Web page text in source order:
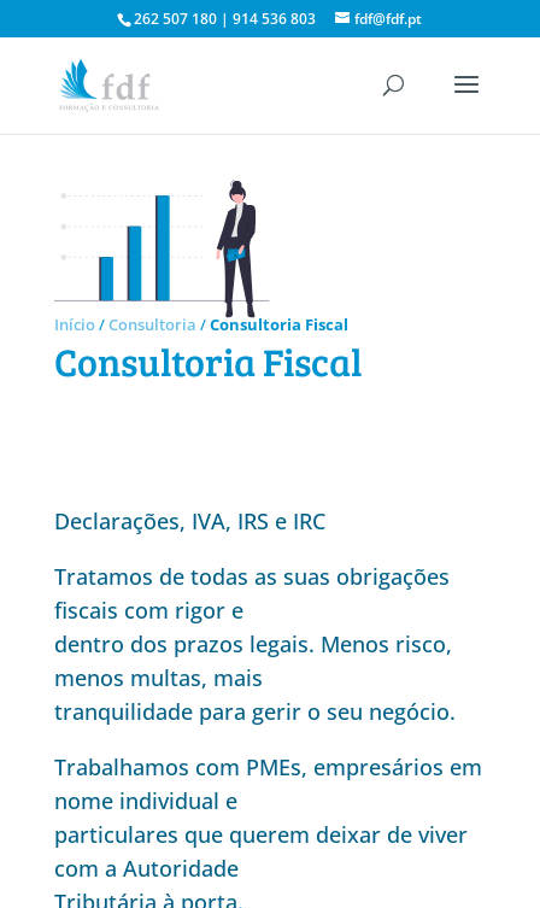
262 507 180 | 914 536 803 fdf@fdf.pt
Início/Consultoria /Consultoria Fiscal
Consultoria Fiscal
Declarações, IVA, IRS e IRC
Tratamos de todas as suas obrigações
fiscais com rigor e
dentro dos prazos legais. Menos risco,
menos multas, mais
tranquilidade para gerir o seu negócio.
Trabalhamos com PMEs, empresários em
nome individual e
particulares que querem deixar de viver
com a Autoridade
Tributária à porta.